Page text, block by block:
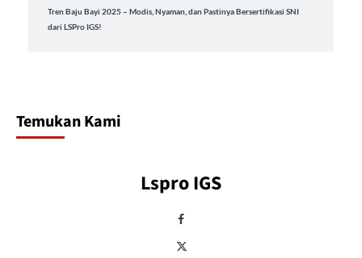
Tren Baju Bayi 2025 – Modis, Nyaman, dan Pastinya Bersertifikasi SNI
dari LSPro IGS!
Temukan Kami
Lspro IGS